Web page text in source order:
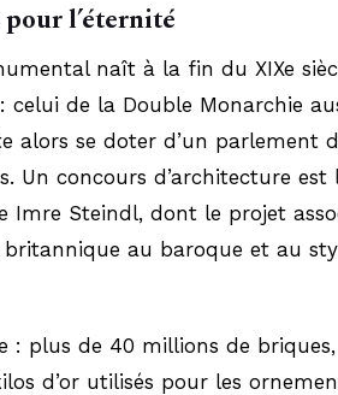
l’éternité
naît à la fin du XIXe
de la Double Monarchie
alors se doter d’un parlement
Un concours d’architecture est
Imre Steindl, dont le projet
britannique au baroque et au
: plus de 40 millions de
d’or utilisés pour les